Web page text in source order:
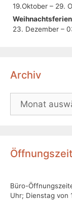
19.Oktober – 29.
Weihnachtsferien
23. Dezember –
Archiv
Büro-
Uhr; Dienstag von